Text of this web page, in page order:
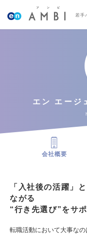
若手
エン エージ
会社概要
「入社後の活躍」
ながる
“行き先選び”をサ
転職活動において大事なの